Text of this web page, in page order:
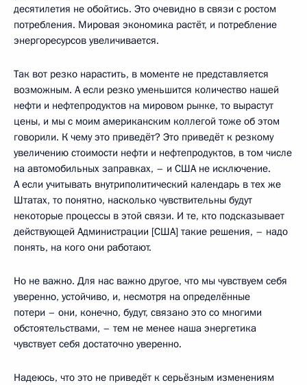
десятилетия не обойтись. Это очевидно в связи с ростом
потребления. Мировая экономика растёт, и потребление
энергоресурсов увеличивается.
Так вот резко нарастить, в моменте не представляется
возможным. А если резко уменьшится количество нашей
нефти и нефтепродуктов на мировом рынке, то вырастут
цены, и мы с моим американским коллегой тоже об этом
говорили. К чему это приведёт? Это приведёт к резкому
увеличению стоимости нефти и нефтепродуктов, в том числе
на автомобильных заправках, – и США не исключение.
А если учитывать внутриполитический календарь в тех же
Штатах, то понятно, насколько чувствительны будут
некоторые процессы в этой связи. И те, кто подсказывает
действующей Администрации [США] такие решения, – надо
понять, на кого они работают.
Но не важно. Для нас важно другое, что мы чувствуем себя
уверенно, устойчиво, и, несмотря на определённые
потери – они, конечно, будут, связано это со многими
обстоятельствами, – тем не менее наша энергетика
чувствует себя достаточно уверенно.
Надеюсь, что это не приведёт к серьёзным изменениям